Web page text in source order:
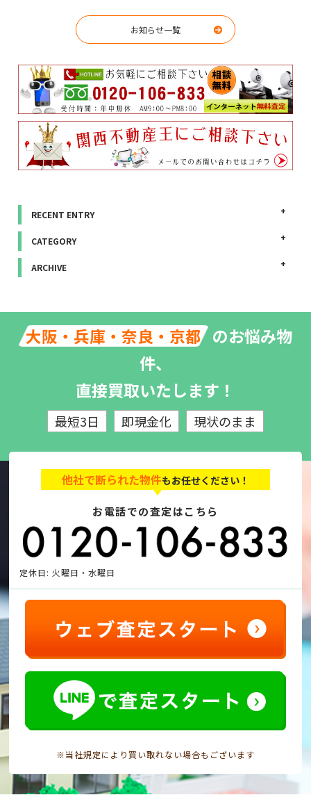
お知らせ一覧
RECENT ENTRY
CATEGORY
ARCHIVE
大阪・兵庫・奈良・京都 のお悩み物
件、
直接買取いたします！
最短3日 即現金化 現状のまま
他社で断られた物件もお任せください！
お電話での査定はこちら
定休日: 火曜日・水曜日
※当社規定により買い取れない場合もございます